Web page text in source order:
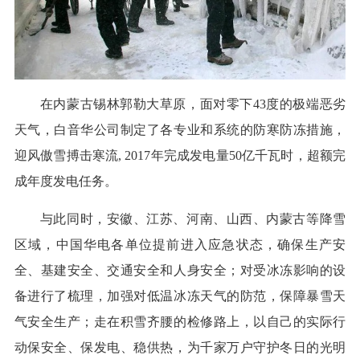
在内蒙古锡林郭勒大草原，面对零下43度的极端恶劣
天气，白音华公司制定了各专业和系统的防寒防冻措施，
迎风傲雪搏击寒流, 2017年完成发电量50亿千瓦时，超额完
成年度发电任务。
与此同时，安徽、江苏、河南、山西、内蒙古等降雪
区域，中国华电各单位提前进入应急状态，确保生产安
全、基建安全、交通安全和人身安全；对受冰冻影响的设
备进行了梳理，加强对低温冰冻天气的防范，保障暴雪天
气安全生产；走在积雪齐腰的检修路上，以自己的实际行
动保安全、保发电、稳供热，为千家万户守护冬日的光明